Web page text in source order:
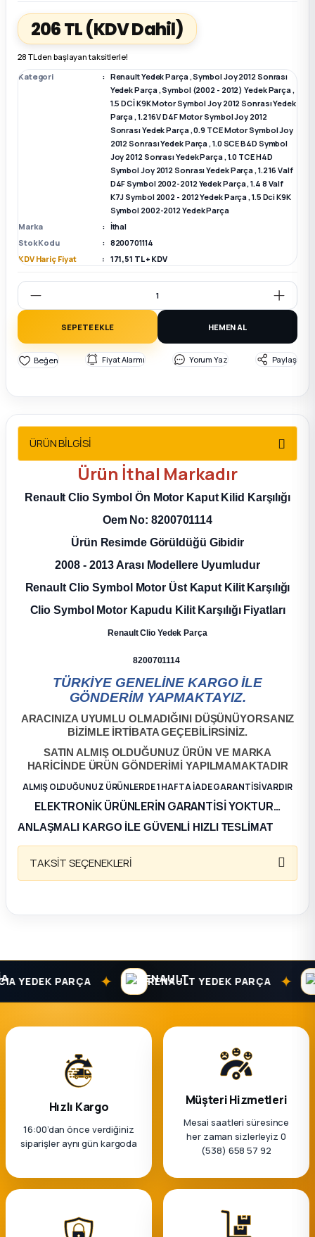
Megane E-TECH Yedek Parça
Parça
Parça206 TL(KDV Dahil)
28 TL den başlayan taksitlerle!
Kategori
Renault Yedek Parça,Symbol Joy 2012 Sonrası
Yedek Parça,Symbol (2002 - 2012) Yedek Parça,
1.5 DCİ K9K Motor Symbol Joy 2012 Sonrası Yedek
Parça,1.2 16V D4F Motor Symbol Joy 2012
Sonrası Yedek Parça,0.9 TCE Motor Symbol Joy
2012 Sonrası Yedek Parça,1.0 SCE B4D Symbol
Joy 2012 Sonrası Yedek Parça,1.0 TCE H4D
Symbol Joy 2012 Sonrası Yedek Parça,1.2 16 Valf
D4F Symbol 2002-2012 Yedek Parça,1.4 8 Valf
K7J Symbol 2002 - 2012 Yedek Parça,1.5 Dci K9K
Symbol 2002-2012 Yedek Parça
Marka
İthal
Stok Kodu
8200701114
KDV Hariç Fiyat
171,51 TL + KDV
SEPETE EKLE HEMEN AL
Fiyat Alarmı Yorum Yaz Paylaş
ÜRÜN BİLGİSİ
Ürün İthal Markadır
Renault Clio Symbol Ön Motor Kaput Kilid Karşılığı
Oem No: 8200701114
Ürün Resimde Görüldüğü Gibidir
2008 - 2013 Arası Modellere Uyumludur
Renault Clio Symbol Motor Üst Kaput Kilit Karşılığı
Clio Symbol Motor Kapudu Kilit Karşılığı Fiyatları
Renault Clio Yedek Parça
8200701114
TÜRKİYE GENELİNE KARGO İLE
GÖNDERİM YAPMAKTAYIZ.
ARACINIZA UYUMLU OLMADIĞINI DÜŞÜNÜYORSANIZ
BİZİMLE İRTİBATA GEÇEBİLİRSİNİZ.
SATIN ALMIŞ OLDUĞUNUZ ÜRÜN VE MARKA
HARİCİNDE ÜRÜN GÖNDERİMİ YAPILMAMAKTADIR
ALMIŞ OLDUĞUNUZ ÜRÜNLERDE 1 HAFTA İADE GARANTİSİ VARDIR
ELEKTRONİK ÜRÜNLERİN GARANTİSİ YOKTUR…
ANLAŞMALI KARGO İLE GÜVENLİ HIZLI TESLİMAT
TAKSİT SEÇENEKLERİ
YEDEK PARÇA ✦ RENAULT YEDEK PARÇA ✦
Hızlı Kargo
16:00’dan önce verdiğiniz
siparişler aynı gün kargoda
Müşteri Hizmetleri
Mesai saatleri süresince
her zaman sizlerleyiz 0
(538) 658 57 92